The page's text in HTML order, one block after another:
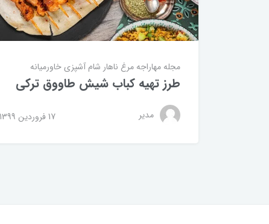
مجله مهاراجه مرغ ناهار شامآشپزی خاورمیانه
طرز تهیه کباب شیش طاووق ترکی
مدیر 17 فروردین 1399